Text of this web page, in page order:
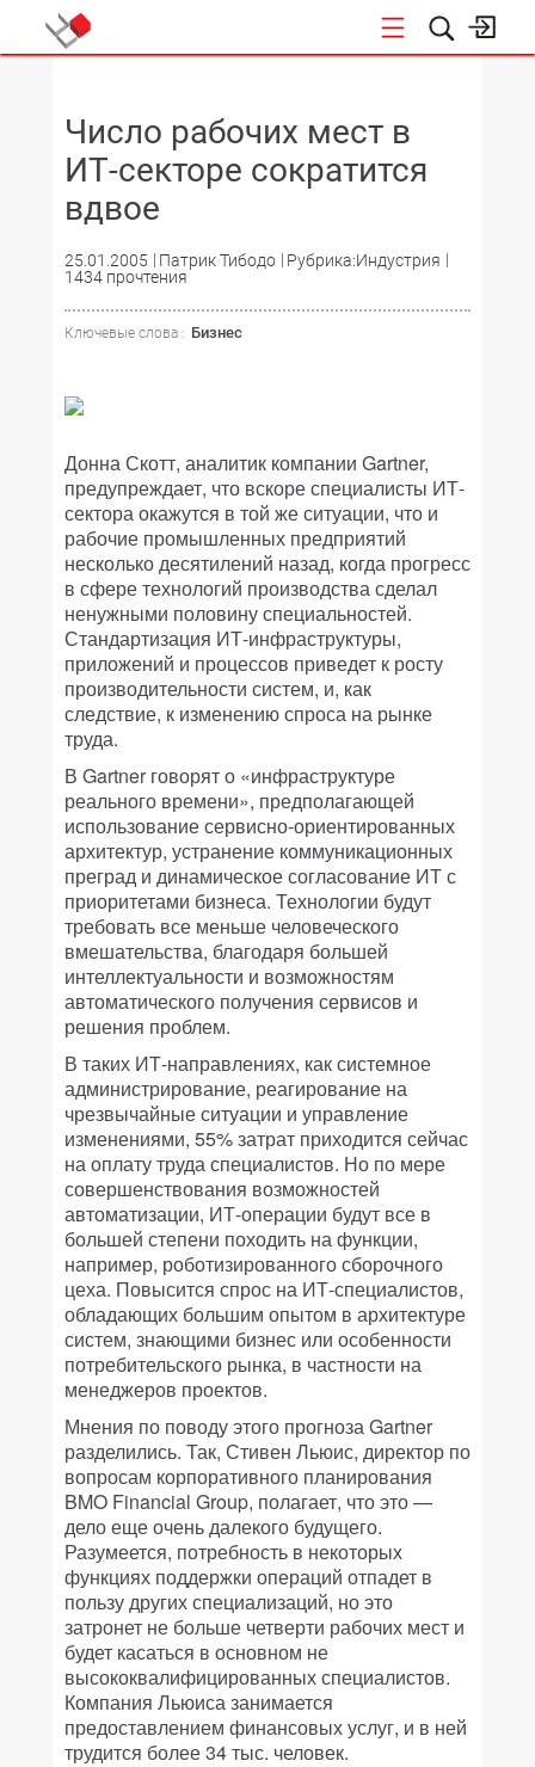
Число рабочих мест в
ИТ-секторе сократится
вдвое
25.01.2005 Патрик Тибодо
Рубрика:Индустрия
1434 прочтения
Ключевые слова : Бизнес
Донна Скотт, аналитик компании Gartner,
предупреждает, что вскоре специалисты ИТ-
сектора окажутся в той же ситуации, что и
рабочие промышленных предприятий
несколько десятилений назад, когда прогресс
в сфере технологий производства сделал
ненужными половину специальностей.
Стандартизация ИТ-инфраструктуры,
приложений и процессов приведет к росту
производительности систем, и, как
следствие, к изменению спроса на рынке
труда.
В Gartner говорят о «инфраструктуре
реального времени», предполагающей
использование сервисно-ориентированных
архитектур, устранение коммуникационных
преград и динамическое согласование ИТ с
приоритетами бизнеса. Технологии будут
требовать все меньше человеческого
вмешательства, благодаря большей
интеллектуальности и возможностям
автоматического получения сервисов и
решения проблем.
В таких ИТ-направлениях, как системное
администрирование, реагирование на
чрезвычайные ситуации и управление
изменениями, 55% затрат приходится сейчас
на оплату труда специалистов. Но по мере
совершенствования возможностей
автоматизации, ИТ-операции будут все в
большей степени походить на функции,
например, роботизированного сборочного
цеха. Повысится спрос на ИТ-специалистов,
обладающих большим опытом в архитектуре
систем, знающими бизнес или особенности
потребительского рынка, в частности на
менеджеров проектов.
Мнения по поводу этого прогноза Gartner
разделились. Так, Стивен Льюис, директор по
вопросам корпоративного планирования
BMO Financial Group, полагает, что это —
дело еще очень далекого будущего.
Разумеется, потребность в некоторых
функциях поддержки операций отпадет в
пользу других специализаций, но это
затронет не больше четверти рабочих мест и
будет касаться в основном не
высококвалифицированных специалистов.
Компания Льюиса занимается
предоставлением финансовых услуг, и в ней
трудится более 34 тыс. человек.